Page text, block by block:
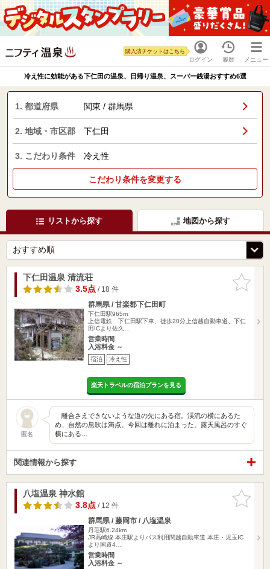
ログイン
購入済チケットはこちら
履歴 メニュー
冷え性に効能がある下仁田の温泉、日帰り温泉、スーパー銭湯おすすめ6選
1. 都道府県 関東 / 群馬県
2. 地域・市区郡 下仁田
3. こだわり条件 冷え性
こだわり条件を変更する
リストから探す 地図から探す
お気に入
りに追加
下仁田温泉 清流荘
3.5点/ 18 件
群馬県 / 甘楽郡下仁田町
下仁田駅965m
上信電鉄 下仁田駅下車、徒歩20分上信越自動車道、下仁
田ICより佐久…
営業時間
入浴料金 ～
宿泊 冷え性
楽天トラベルの宿泊プランを見る
匿名
離合さえできないような道の先にある宿。渓流の横にあるた
め、自然の息吹は満点。今回は離れに泊まった。露天風呂のすぐ
横にある…
関連情報から探す
お気に入
りに追加
八塩温泉 神水館
3.8点/ 12 件
群馬県 / 藤岡市 / 八塩温泉
丹荘駅6.24km
JR高崎線 本庄駅よりバス利用関越自動車道 本庄・児玉IC
より国道4…
営業時間
入浴料金 ～